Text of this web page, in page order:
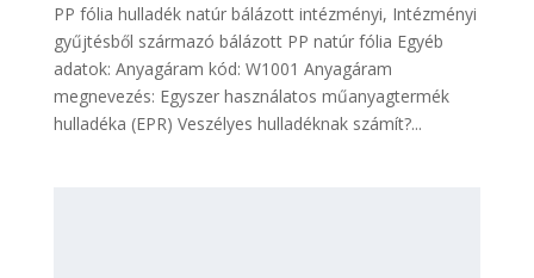
PP fólia hulladék natúr bálázott intézményi, Intézményi
gyűjtésből származó bálázott PP natúr fólia Egyéb
adatok: Anyagáram kód: W1001 Anyagáram
megnevezés: Egyszer használatos műanyagtermék
hulladéka (EPR) Veszélyes hulladéknak számít?...